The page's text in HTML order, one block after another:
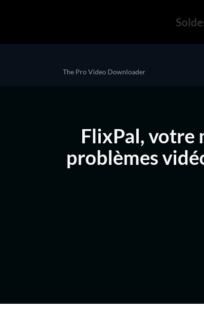
The Pro Video Downloader
FlixPal, votre
problèmes